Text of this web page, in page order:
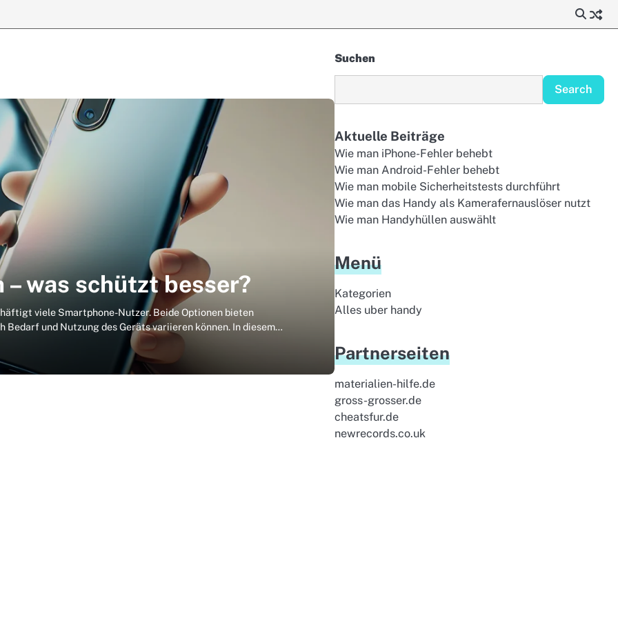
was schützt besser?
viele Smartphone-Nutzer. Beide Optionen bieten
und Nutzung des Geräts variieren können. In diesem…
Suchen
Search
Aktuelle Beiträge
Wie man iPhone-Fehler behebt
Wie man Android-Fehler behebt
Wie man mobile Sicherheitstests durchführt
Wie man das Handy als Kamerafernauslöser nutzt
Wie man Handyhüllen auswählt
Menü
Kategorien
Alles uber handy
Partnerseiten
materialien-hilfe.de
gross-grosser.de
cheatsfur.de
newrecords.co.uk